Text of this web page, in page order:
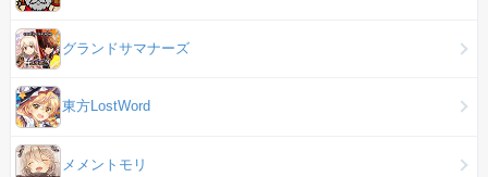
グランドサマナーズ
東方LostWord
メメントモリ